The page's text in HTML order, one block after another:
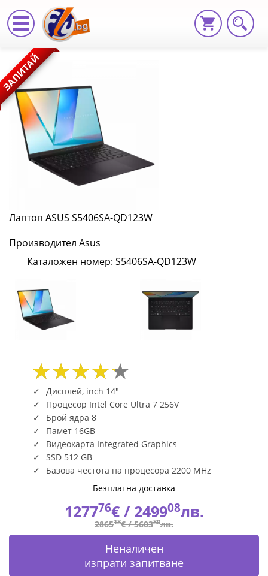
Лаптоп
ASUS
S5406SA-
QD123W
S5406SA-
QD123W
Fly.bg
ЗАПИТАЙ
Лаптоп ASUS S5406SA-QD123W
Производител Asus
Каталожен номер: S5406SA-QD123W
Дисплей, inch 14"
Процесор Intel Core Ultra 7 256V
Брой ядра 8
Памет 16GB
Видеокарта Integrated Graphics
SSD 512 GB
Базова честота на процесора 2200 MHz
Безплатна доставка
127776€ / 249908лв.
286518€ /560380лв.
Неналичен
изпрати запитване